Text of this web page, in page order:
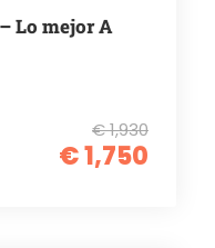
Lo mejor A
€ 1,930
€ 1,750